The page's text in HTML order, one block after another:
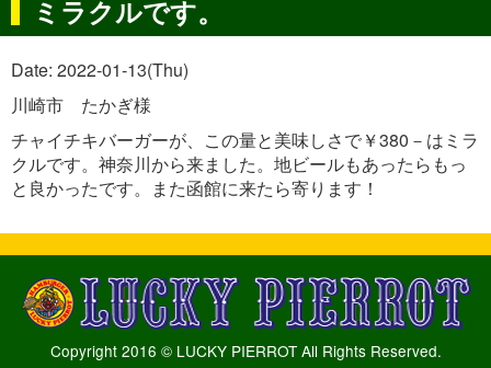
ミラクルです。
Date: 2022-01-13(Thu)
川崎市 たかぎ様
チャイチキバーガーが、この量と美味しさで￥380－はミラ
クルです。神奈川から来ました。地ビールもあったらもっ
と良かったです。また函館に来たら寄ります！
Copyright 2016 © LUCKY PIERROT All Rights Reserved.